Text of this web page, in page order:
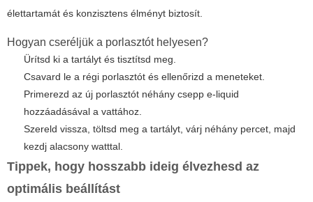
élettartamát és konzisztens élményt biztosít.
Hogyan cseréljük a porlasztót helyesen?
Ürítsd ki a tartályt és tisztítsd meg.
Csavard le a régi porlasztót és ellenőrizd a meneteket.
Primerezd az új porlasztót néhány csepp e-liquid
hozzáadásával a vattához.
Szereld vissza, töltsd meg a tartályt, várj néhány percet, majd
kezdj alacsony watttal.
Tippek, hogy hosszabb ideig élvezhesd az
optimális beállítást